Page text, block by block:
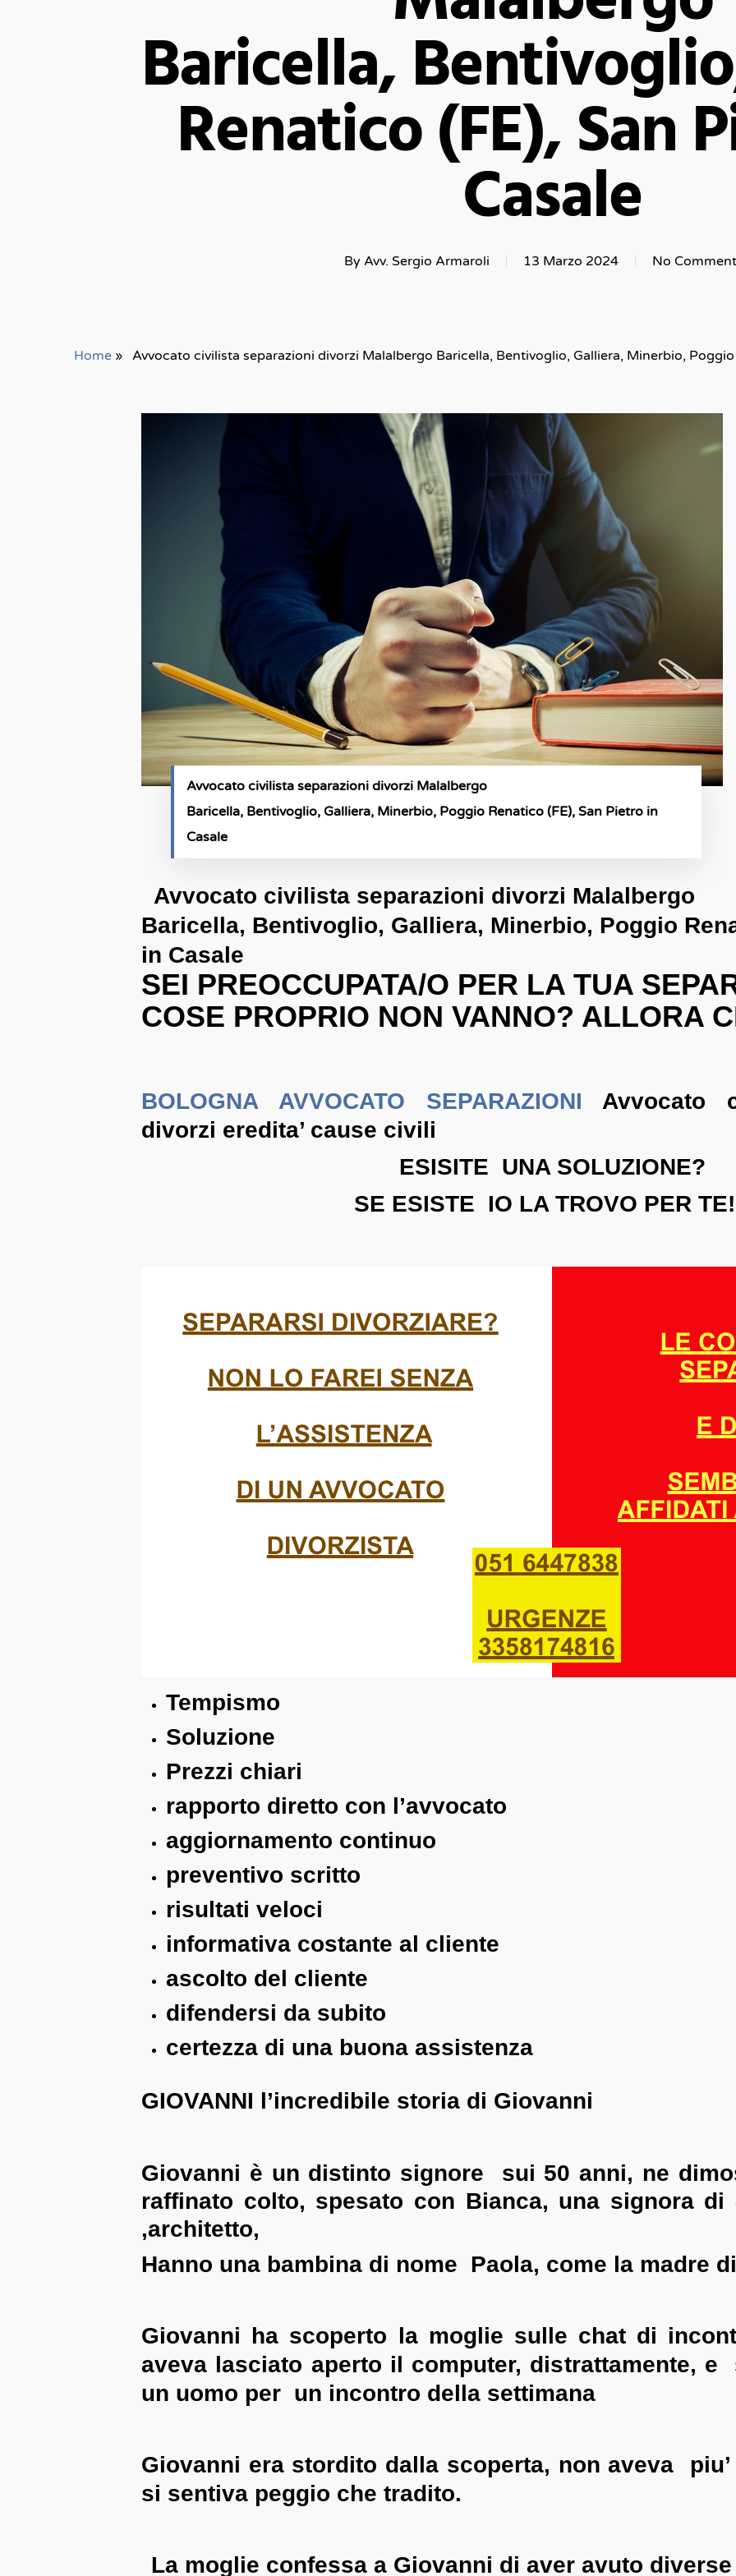
Baricella,
Renatico (FE), San
Casale
By Avv. Sergio Armaroli 13 Marzo 2024 No
Home » Avvocato civilista separazioni divorzi Malalbergo Baricella, Bentivoglio, Galliera, Minerbio,
Avvocato civilista separazioni divorzi Malalbergo
Baricella, Bentivoglio, Galliera, Minerbio, Poggio Renatico (FE), San Pietro in
Casale
Avvocato civilista separazioni divorzi Malalbergo
Baricella, Bentivoglio, Galliera, Minerbio, Poggio
in Casale
SEI PREOCCUPATA/O PER LA TUA
COSE PROPRIO NON VANNO? ALLORA
BOLOGNA AVVOCATO SEPARAZIONI Avvocato
divorzi eredita’ cause civili
ESISITE UNA SOLUZIONE?
SE ESISTE IO LA TROVO PER
Tempismo
Soluzione
Prezzi chiari
rapporto diretto con l’avvocato
aggiornamento continuo
preventivo scritto
risultati veloci
informativa costante al cliente
ascolto del cliente
difendersi da subito
certezza di una buona assistenza
GIOVANNI l’incredibile storia di Giovanni
Giovanni è un distinto signore sui 50 anni, ne
raffinato colto, spesato con Bianca, una signora
,architetto,
Hanno una bambina di nome Paola, come la madre
Giovanni ha scoperto la moglie sulle chat di
aveva lasciato aperto il computer, distrattamente, e
un uomo per un incontro della settimana
Giovanni era stordito dalla scoperta, non aveva
si sentiva peggio che tradito.
La moglie confessa a Giovanni di aver avuto